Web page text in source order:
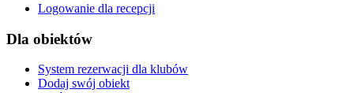
Logowanie dla recepcji
Dla obiektów
System rezerwacji dla klubów
Dodaj swój obiekt